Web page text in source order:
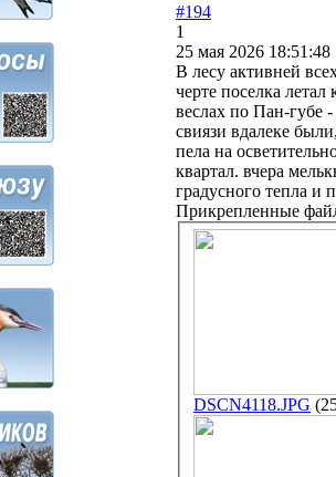
#194
1
25 мая 2026 18:51:48
В лесу активней
черте поселка
веслах по Пан-губе
свиязи вдалеке
пела на
квартал. вчера
градусного тепла и
Прикрепленные
DSCN4118.JPG